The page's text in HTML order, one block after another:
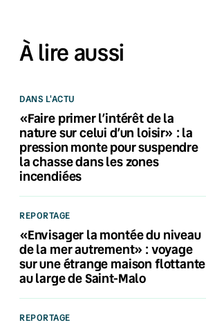
À lire aussi
DANS L'ACTU
«Faire primer l’intérêt de la
nature sur celui d’un loisir» : la
pression monte pour suspendre
la chasse dans les zones
incendiées
REPORTAGE
«Envisager la montée du niveau
de la mer autrement» : voyage
sur une étrange maison flottante
au large de Saint-Malo
REPORTAGE